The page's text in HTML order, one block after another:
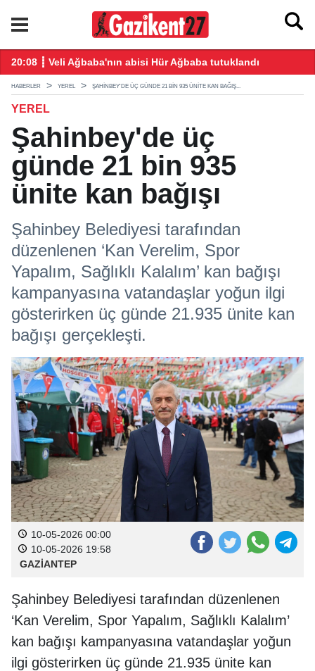
yaptı
20:08 ┋ Veli Ağbaba'nın abisi Hür Ağbaba tutuklandı
HABERLER YEREL ŞAHINBEY'DE ÜÇ GÜNDE 21 BIN 935 ÜNITE KAN BAĞIŞ...
YEREL
Şahinbey'de üç
günde 21 bin 935
ünite kan bağışı
Şahinbey Belediyesi tarafından
düzenlenen ‘Kan Verelim, Spor
Yapalım, Sağlıklı Kalalım’ kan bağışı
kampanyasına vatandaşlar yoğun ilgi
gösterirken üç günde 21.935 ünite kan
bağışı gerçekleşti.
10-05-2026 00:00
10-05-2026 19:58
GAZİANTEP
Şahinbey Belediyesi tarafından düzenlenen
‘Kan Verelim, Spor Yapalım, Sağlıklı Kalalım’
kan bağışı kampanyasına vatandaşlar yoğun
ilgi gösterirken üç günde 21.935 ünite kan